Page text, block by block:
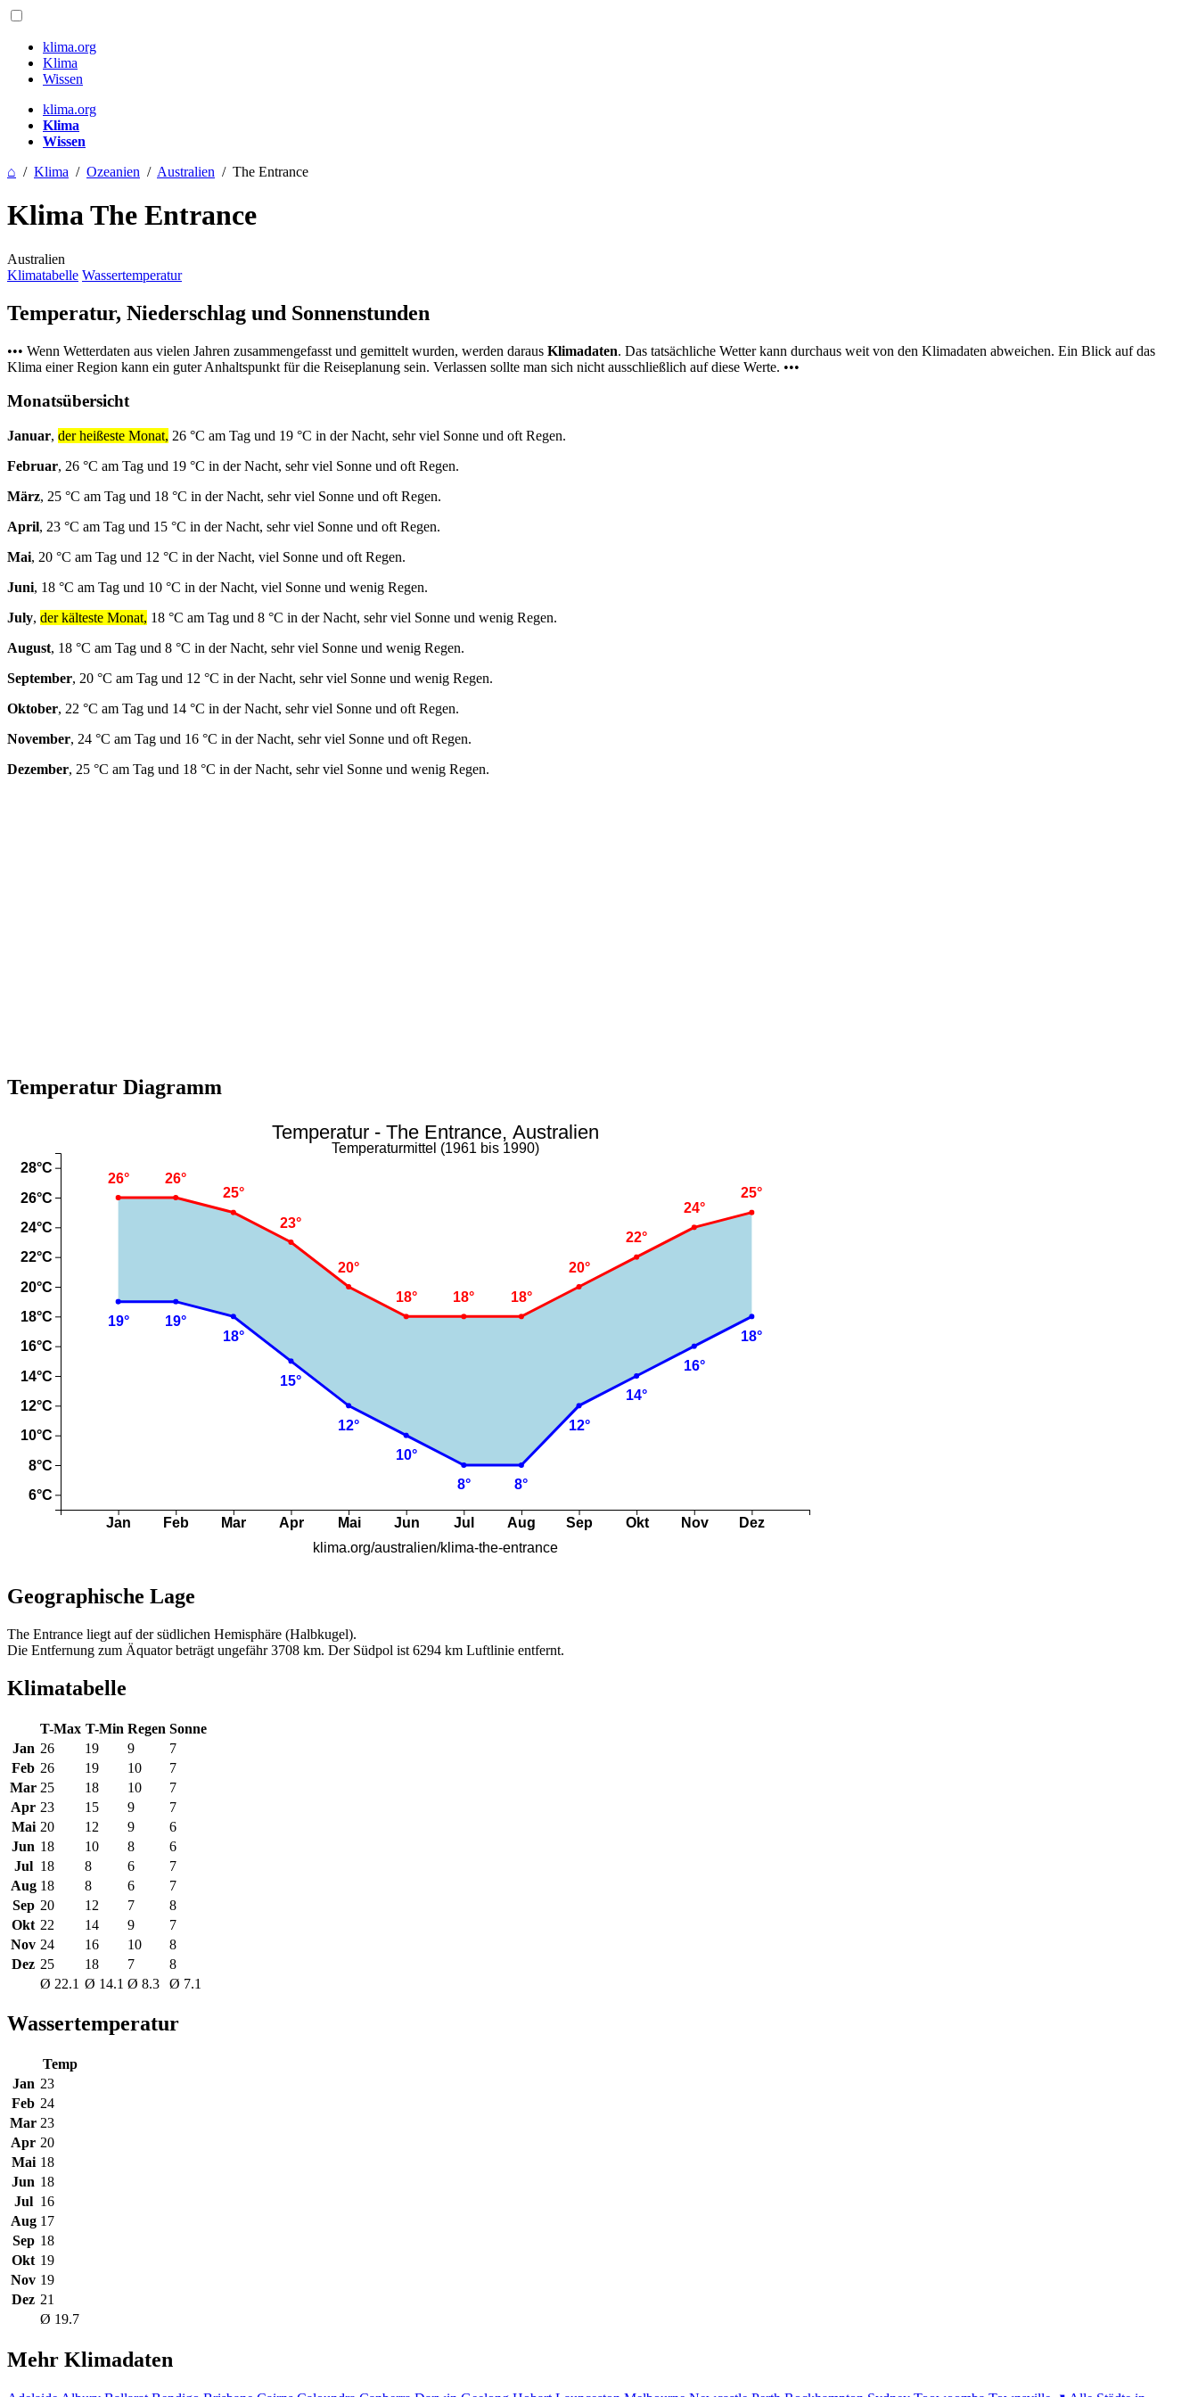
klima.org
Klima
Wissen
klima.org
Klima
Wissen
⌂ / Klima / Ozeanien / Australien / The Entrance
Klima The Entrance
Australien
Klimatabelle Wassertemperatur
Temperatur, Niederschlag und Sonnenstunden
••• Wenn Wetterdaten aus vielen Jahren zusammengefasst und gemittelt wurden, werden daraus Klimadaten. Das tatsächliche Wetter kann durchaus weit von den Klimadaten abweichen. Ein Blick auf das
Klima einer Region kann ein guter Anhaltspunkt für die Reiseplanung sein. Verlassen sollte man sich nicht ausschließlich auf diese Werte. •••
Monatsübersicht
Januar, der heißeste Monat, 26 °C am Tag und 19 °C in der Nacht, sehr viel Sonne und oft Regen.
Februar, 26 °C am Tag und 19 °C in der Nacht, sehr viel Sonne und oft Regen.
März, 25 °C am Tag und 18 °C in der Nacht, sehr viel Sonne und oft Regen.
April, 23 °C am Tag und 15 °C in der Nacht, sehr viel Sonne und oft Regen.
Mai, 20 °C am Tag und 12 °C in der Nacht, viel Sonne und oft Regen.
Juni, 18 °C am Tag und 10 °C in der Nacht, viel Sonne und wenig Regen.
July, der kälteste Monat, 18 °C am Tag und 8 °C in der Nacht, sehr viel Sonne und wenig Regen.
August, 18 °C am Tag und 8 °C in der Nacht, sehr viel Sonne und wenig Regen.
September, 20 °C am Tag und 12 °C in der Nacht, sehr viel Sonne und wenig Regen.
Oktober, 22 °C am Tag und 14 °C in der Nacht, sehr viel Sonne und oft Regen.
November, 24 °C am Tag und 16 °C in der Nacht, sehr viel Sonne und oft Regen.
Dezember, 25 °C am Tag und 18 °C in der Nacht, sehr viel Sonne und wenig Regen.
Temperatur Diagramm
Geographische Lage
The Entrance liegt auf der südlichen Hemisphäre (Halbkugel).
Die Entfernung zum Äquator beträgt ungefähr 3708 km. Der Südpol ist 6294 km Luftlinie entfernt.
Klimatabelle
T-Max T-Min Regen Sonne
Jan 26 19 9
7
Feb 26 19 10
7
Mar 25 18 10
7
Apr 23 15 9
7
Mai 20 12 9
6
Jun 18 10 8
6
Jul 18 8 6
7
Aug 18 8 6
7
Sep 20 12 7
8
Okt 22 14 9
7
Nov 24 16 10
8
Dez 25 18 7
8
Ø 22.1 Ø 14.1 Ø 8.3 Ø 7.1
Wassertemperatur
Temp
Jan 23
Feb 24
Mar 23
Apr 20
Mai 18
Jun 18
Jul 16
Aug 17
Sep 18
Okt 19
Nov 19
Dez 21
Ø 19.7
Mehr Klimadaten